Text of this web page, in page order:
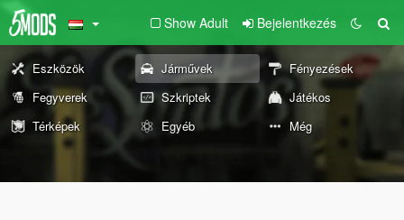
Show Adult Bejelentkezés
Eszközök Járművek
Fényezések
Fegyverek
Szkriptek
Játékos
Térképek
Egyéb Még